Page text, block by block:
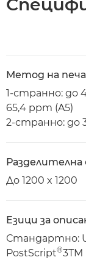
Метод на
1-странно: до
65,4 ppm (A5)
2-странно: до
До 1200 x 1200
Езици за
Стандартно:
PostScript®3TM